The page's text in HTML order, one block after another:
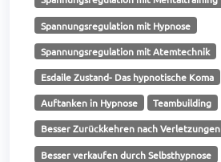
Spannungsregulation mit Hypnose
Spannungsregulation mit Atemtechnik
Esdaile Zustand- Das hypnotische Koma
Auftanken in Hypnose Teambuilding
Besser Zurückkehren nach Verletzungen
Besser verkaufen durch Selbsthypnose